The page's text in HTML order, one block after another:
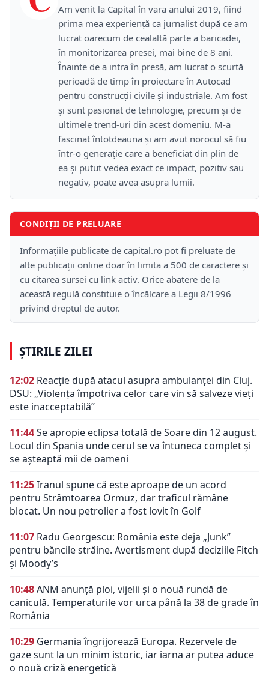
Am venit la Capital în vara anului 2019, fiind
prima mea experiență ca jurnalist după ce am
lucrat oarecum de cealaltă parte a baricadei,
în monitorizarea presei, mai bine de 8 ani.
Înainte de a intra în presă, am lucrat o scurtă
perioadă de timp în proiectare în Autocad
pentru construcții civile și industriale. Am fost
și sunt pasionat de tehnologie, precum și de
ultimele trend-uri din acest domeniu. M-a
fascinat întotdeauna și am avut norocul să fiu
într-o generație care a beneficiat din plin de
ea și putut vedea exact ce impact, pozitiv sau
negativ, poate avea asupra lumii.
CONDIȚII DE PRELUARE
Informațiile publicate de capital.ro pot fi preluate de
alte publicații online doar în limita a 500 de caractere și
cu citarea sursei cu link activ. Orice abatere de la
această regulă constituie o încălcare a Legii 8/1996
privind dreptul de autor.
ȘTIRILE ZILEI
12:02 Reacție după atacul asupra ambulanței din Cluj.
DSU: „Violența împotriva celor care vin să salveze vieți
este inacceptabilă”
11:44Se apropie eclipsa totală de Soare din 12 august.
Locul din Spania unde cerul se va întuneca complet și
se așteaptă mii de oameni
11:25Iranul spune că este aproape de un acord
pentru Strâmtoarea Ormuz, dar traficul rămâne
blocat. Un nou petrolier a fost lovit în Golf
11:07 Radu Georgescu: România este deja „Junk”
pentru băncile străine. Avertisment după deciziile Fitch
și Moody’s
10:48ANM anunță ploi, vijelii și o nouă rundă de
caniculă. Temperaturile vor urca până la 38 de grade în
România
10:29 Germania îngrijorează Europa. Rezervele de
gaze sunt la un minim istoric, iar iarna ar putea aduce
o nouă criză energetică